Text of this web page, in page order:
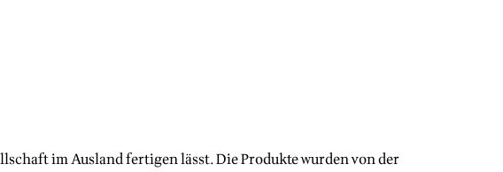
im Ausland fertigen lässt. Die Produkte wurden von der